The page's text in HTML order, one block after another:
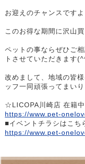
お迎えのチャンスですよ
このお得な期間に沢山
ペットの事ならぜひご
トさせていただきます
改めまして、地域の皆
ッフ一同頑張ってまい
☆LICOPA川崎店 在籍中
https://www.pet-
■イベントチラシはこち
https://www.pet-